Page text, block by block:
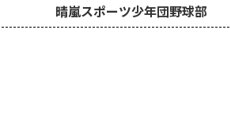
晴嵐スポーツ少年団野球部